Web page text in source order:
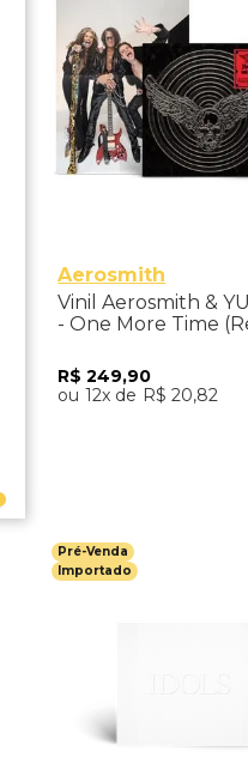
Aerosmith
Vinil Aerosmith &
- One More Time
Importado
R$ 249,90
12
R$ 20,82
Pré-Venda
Importado